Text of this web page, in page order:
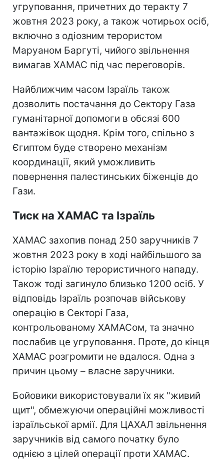
угруповання, причетних до теракту 7
жовтня 2023 року, а також чотирьох осіб,
включно з одіозним терористом
Маруаном Баргуті, чийого звільнення
вимагав ХАМАС під час переговорів.
Найближчим часом Ізраїль також
дозволить постачання до Сектору Газа
гуманітарної допомоги в обсязі 600
вантажівок щодня. Крім того, спільно з
Єгиптом буде створено механізм
координації, який уможливить
повернення палестинських біженців до
Гази.
Тиск на ХАМАС та Ізраїль
ХАМАС захопив понад 250 заручників 7
жовтня 2023 року в ході найбільшого за
історію Ізраїлю терористичного нападу.
Також тоді загинуло близько 1200 осіб. У
відповідь Ізраїль розпочав військову
операцію в Секторі Газа,
контрольованому ХАМАСом, та значно
послабив це угруповання. Проте, до кінця
ХАМАС розгромити не вдалося. Одна з
причин цьому – власне заручники.
Бойовики використовували їх як "живий
щит", обмежуючи операційні можливості
ізраїльської армії. Для ЦАХАЛ звільнення
заручників від самого початку було
однією з цілей операції проти ХАМАС.